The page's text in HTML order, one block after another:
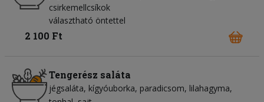
csirkemellcsíkok
választható öntettel
2 100 Ft
Tengerész saláta
jégsaláta kígyóuborka paradicsom lilahagyma